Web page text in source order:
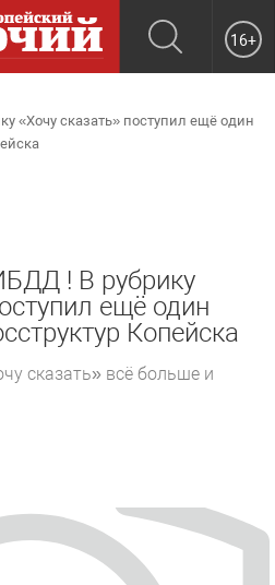
16+
«Хочу сказать» поступил ещё один
! В рубрику
ещё один
Копейска
сказать» всё больше и